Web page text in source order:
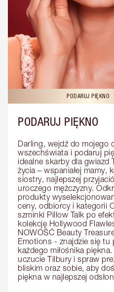
PODARUJ PIĘKNO
PODARUJ PIĘKNO
Darling, wejdź do mojego
wszechświata i podaruj
idealne skarby dla gwiazd
życia – wspaniałej mamy,
siostry, najlepszej
uroczego mężczyzny.
produkty
ceny, odbiorcy i kategorii
szminki Pillow Talk po
kolekcję Hollywood
NOWOŚĆ Beauty
Emotions - znajdzie się tu
każdego miłośnika
uczucie Tilbury i spraw
bliskim oraz sobie, aby
piękna w najlepszej